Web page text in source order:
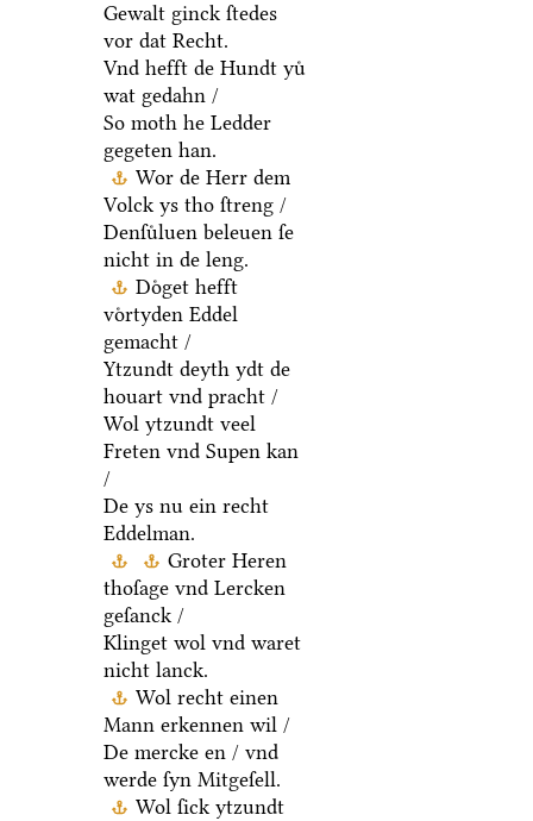
Gewalt ginck ſtedes
vor dat Recht.
Vnd hefft de Hundt yuͤ
wat gedahn /
So moth he Ledder
gegeten han.
Wor de Herr dem
Volck ys tho ſtreng /
Denſuͤluen beleuen ſe
nicht in de leng.
Doͤget hefft
voͤrtyden Eddel
gemacht /
Ytzundt deyth ydt de
houart vnd pracht /
Wol ytzundt veel
Freten vnd Supen kan
/
De ys nu ein recht
Eddelman.
Groter Heren
thoſage vnd Lercken
geſanck /
Klinget wol vnd waret
nicht lanck.
Wol recht einen
Mann erkennen wil /
De mercke en / vnd
werde ſyn Mitgeſell.
Wol ſick ytzundt